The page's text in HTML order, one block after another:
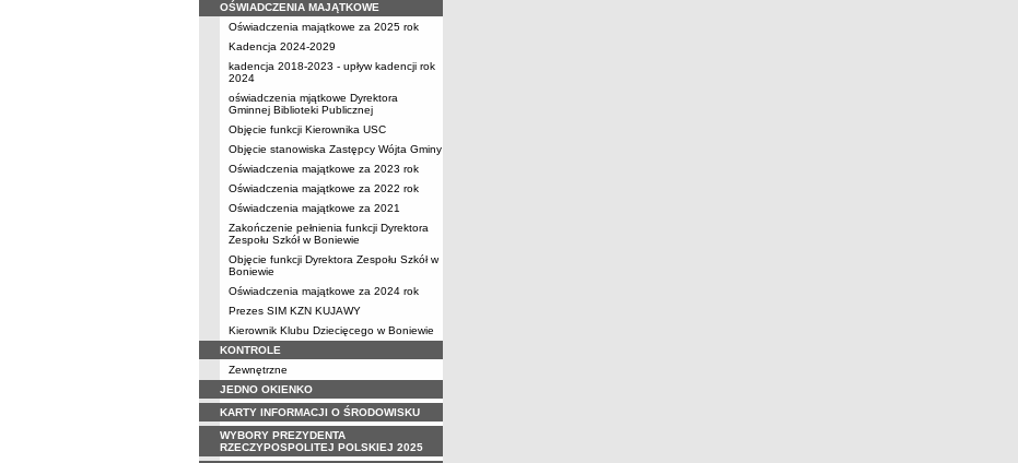
OŚWIADCZENIA MAJĄTKOWE
Oświadczenia majątkowe za 2025 rok
Kadencja 2024-2029
kadencja 2018-2023 - upływ kadencji rok
2024
oświadczenia mjątkowe Dyrektora
Gminnej Biblioteki Publicznej
Objęcie funkcji Kierownika USC
Objęcie stanowiska Zastępcy Wójta Gminy
Oświadczenia majątkowe za 2023 rok
Oświadczenia majątkowe za 2022 rok
Oświadczenia majątkowe za 2021
Zakończenie pełnienia funkcji Dyrektora
Zespołu Szkół w Boniewie
Objęcie funkcji Dyrektora Zespołu Szkół w
Boniewie
Oświadczenia majątkowe za 2024 rok
Prezes SIM KZN KUJAWY
Kierownik Klubu Dziecięcego w Boniewie
KONTROLE
Zewnętrzne
JEDNO OKIENKO
KARTY INFORMACJI O ŚRODOWISKU
WYBORY PREZYDENTA
RZECZYPOSPOLITEJ POLSKIEJ 2025